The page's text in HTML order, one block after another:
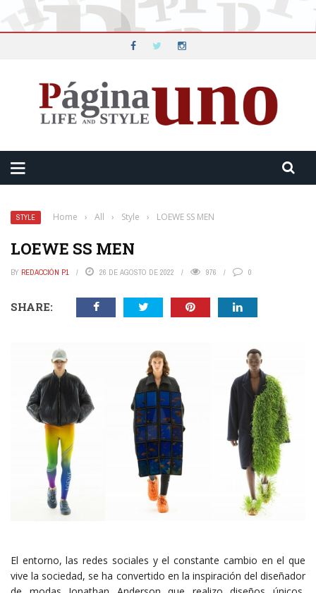
STYLE Home › All › Style › LOEWE SS MEN
LOEWE SS MEN
BY REDACCIÓN P1 26 DE AGOSTO DE 2022 976 0
SHARE:
El entorno, las redes sociales y el constante cambio en el que
vive la sociedad, se ha convertido en la inspiración del diseñador